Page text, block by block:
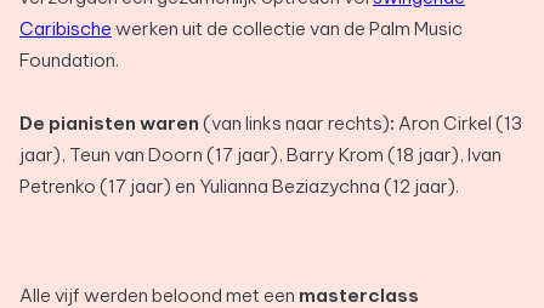
Caribische werken uit de collectie van de Palm Music
Foundation.
De pianisten waren (van links naar rechts): Aron Cirkel (13
jaar), Teun van Doorn (17 jaar), Barry Krom (18 jaar), Ivan
Petrenko (17 jaar) en Yulianna Beziazychna (12 jaar).
Alle vijf werden beloond met een masterclass